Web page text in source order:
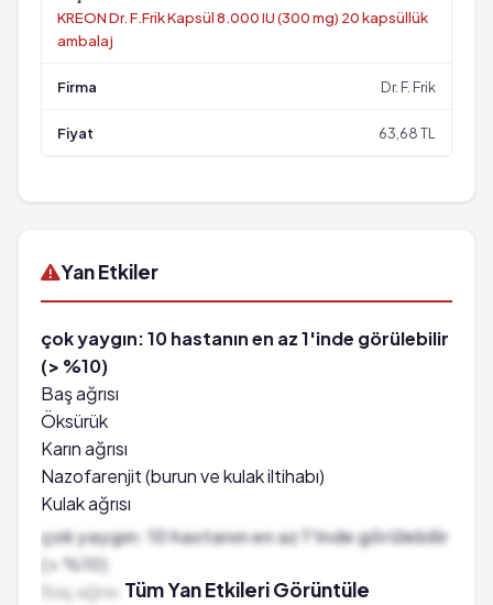
KREON Dr. F.Frik Kapsül 8.000 IU (300 mg) 20 kapsüllük
ambalaj
Dr. F. Frik
63,68 TL
Yan Etkiler
çok yaygın: 10 hastanın en az 1'inde görülebilir
(> %10)
Baş ağrısı
Öksürük
Karın ağrısı
Nazofarenjit (burun ve kulak iltihabı)
Kulak ağrısı
Boyun ağrısı
Anemi
Viral enfeksiyonlar
çok yaygın: 10 hastanın en az 1'inde görülebilir
(> %10)
Baş ağrısı Tüm Yan Etkileri Görüntüle